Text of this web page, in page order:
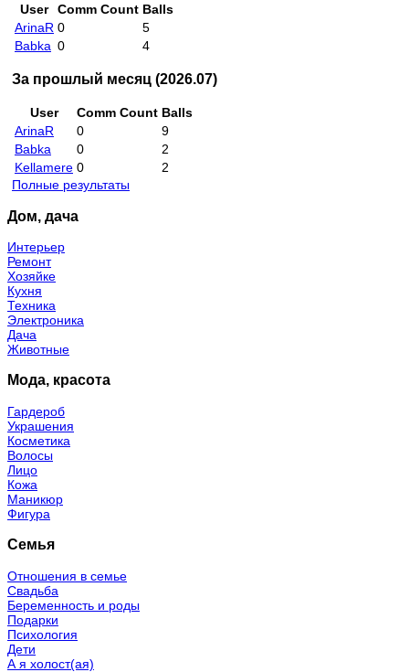
User Comm Count Balls
ArinaR 0
5
Babka 0 4
За прошлый месяц (2026.07)
User Comm Count Balls
ArinaR
0
9
Babka
0
2
Kellamere 0
2
Полные результаты
Дом, дача
Интерьер
Ремонт
Хозяйке
Кухня
Техника
Электроника
Дача
Животные
Мода, красота
Гардероб
Украшения
Косметика
Волосы
Лицо
Кожа
Маникюр
Фигура
Семья
Отношения в семье
Свадьба
Беременность и роды
Подарки
Психология
Дети
А я холост(ая)